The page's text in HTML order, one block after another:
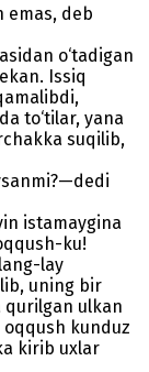
emas, deb
o‘tadigan
Issiq
to‘tilar, yana
suqilib,
istamaygina
ku!
lay
uning bir
qurilgan ulkan
oqqush kunduz
kirib uxlar